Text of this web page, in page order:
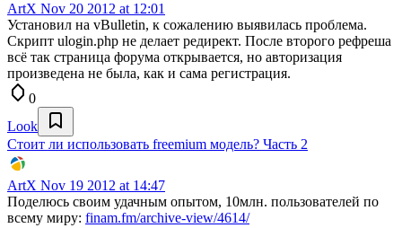
ArtX Nov 20 2012 at 12:01
Установил на vBulletin, к сожалению выявилась проблема.
Скрипт ulogin.php не делает редирект. После второго рефреша
всё так страница форума открывается, но авторизация
произведена не была, как и сама регистрация.
0
Look
Стоит ли использовать freemium модель? Часть 2
ArtX Nov 19 2012 at 14:47
Поделюсь своим удачным опытом, 10млн. пользователей по
всему миру: finam.fm/archive-view/4614/